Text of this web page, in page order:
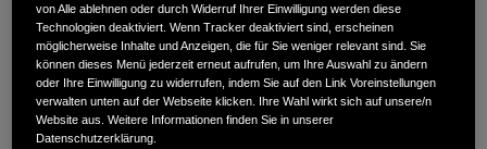
& CO.KG
Reinhartser Str. 18a,
von Alle ablehnen oder durch Widerruf Ihrer Einwilligung werden diese
Technologien deaktiviert. Wenn Tracker deaktiviert sind, erscheinen
möglicherweise Inhalte und Anzeigen, die für Sie weniger relevant sind. Sie
können dieses Menü jederzeit erneut aufrufen, um Ihre Auswahl zu ändern
oder Ihre Einwilligung zu widerrufen, indem Sie auf den Link Voreinstellungen
verwalten unten auf der Webseite klicken. Ihre Wahl wirkt sich auf unsere/n
Website aus. Weitere Informationen finden Sie in unserer
Datenschutzerklärung.